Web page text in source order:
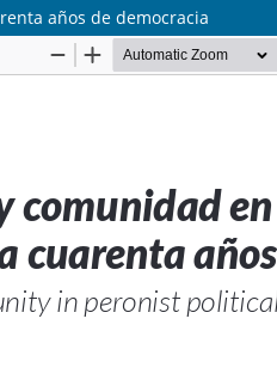
años de democracia